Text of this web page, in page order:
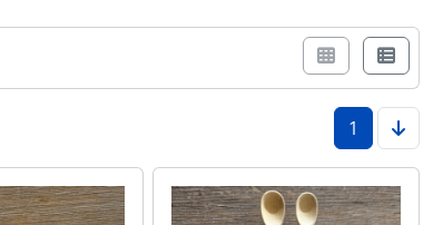
Listenansicht wählen.
1